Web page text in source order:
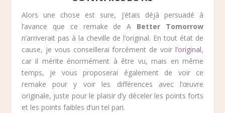
Alors une chose est sure, j’étais déjà persuadé à
l’avance que ce remake de A Better Tomorrow
n’arriverait pas à la cheville de l’original. En tout état de
cause, je vous conseillerai forcément de voirl’original,
car il mérite énormément à être vu, mais en même
temps, je vous proposerai également de voir ce
remake pour y voir les différences avec l’œuvre
originale, juste pour le plaisir d’y déceler les points forts
et les points faibles d’un tel pari.